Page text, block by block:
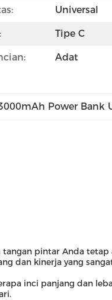
Universal
Tipe C
Adat
Power Bank
pintar Anda tetap
dan kinerja yang
inci panjang dan